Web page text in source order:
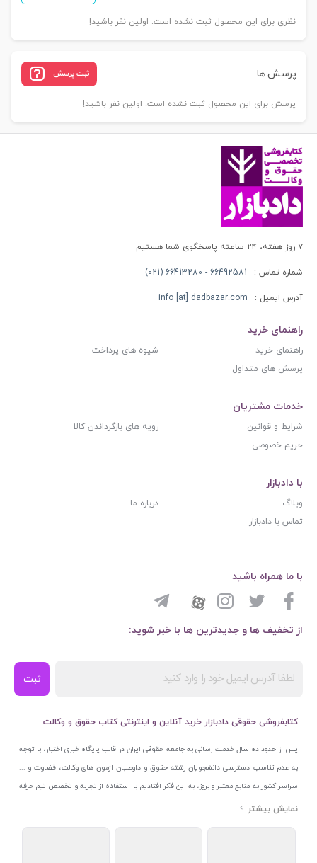
نظری برای این محصول ثبت نشده است. اولین نفر باشید!
پرسش ها ثبت پرسش
پرسش برای این محصول ثبت نشده است. اولین نفر باشید!
۷ روز هفته، ۲۴ ساعته پاسخگوی شما هستیم
شماره تماس : 66492581 - 66413280 (021)
آدرس ایمیل : info [at] dadbazar.com
راهنمای خرید
راهنمای خرید
شیوه های پرداخت
پرسش های متداول
خدمات مشتریان
شرایط و قوانین
رویه های بازگرداندن کالا
حریم خصوصی
با دادبازار
وبلاگ
درباره ما
تماس با دادبازار
از تخفیف ها و جدیدترین ها با خبر شوید:
ثبت
با ما همراه باشید
کتابفروشی حقوقی دادبازار خرید آنلاین و اینترنتی کتاب حقوق و وکالت
پس از حدود ده سال خدمت رسانی به جامعه حقوقی ایران در قالب پایگاه خبری اختبار، با توجه
به عدم تناسب دسترسی دانشجویان رشته حقوق و داوطلبان آزمون های وکالت، قضاوت و ...
سراسر کشور به منابع معتبر و بروز، به این فکر افتادیم با استفاده از تجربه و تخصص تیم حرفه
ای اختبار خدمتی جدید به جامعه حقوقی ایران ارائه کنیم. به این منظور با راه اندازی و تجهیز